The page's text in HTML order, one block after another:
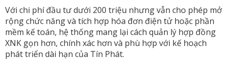
Với chi phí đầu tư dưới 200 triệu nhưng vẫn cho phép mở
rộng chức năng và tích hợp hóa đơn điện tử hoặc phần
mềm kế toán, hệ thống mang lại cách quản lý hợp đồng
XNK gọn hơn, chính xác hơn và phù hợp với kế hoạch
phát triển dài hạn của Tín Phát.